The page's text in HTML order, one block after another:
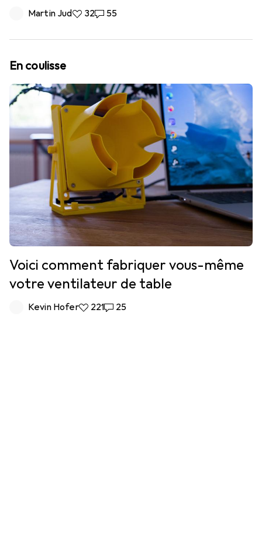
Martin Jud32 likes
3255 commentaires
55
En coulisse
Voici comment fabriquer vous-même
votre ventilateur de table
Kevin Hofer221 likes
22125 commentaires
25